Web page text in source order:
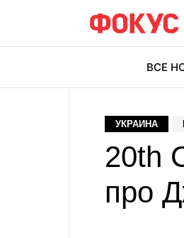
ВСЕ
УКРАИНА
20th
про